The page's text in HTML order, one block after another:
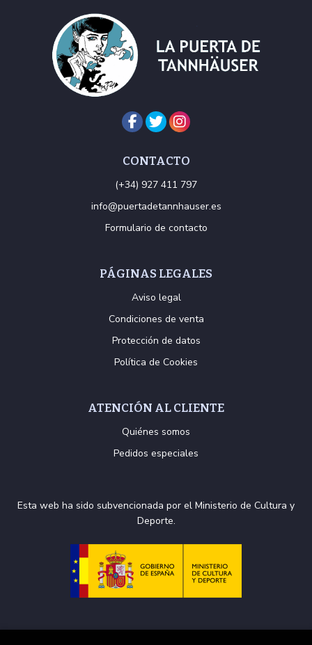
CONTACTO
(+34) 927 411 797
info@puertadetannhauser.es
Formulario de contacto
PÁGINAS LEGALES
Aviso legal
Condiciones de venta
Protección de datos
Política de Cookies
ATENCIÓN AL CLIENTE
Quiénes somos
Pedidos especiales
Esta web ha sido subvencionada por el Ministerio de Cultura y
Deporte.